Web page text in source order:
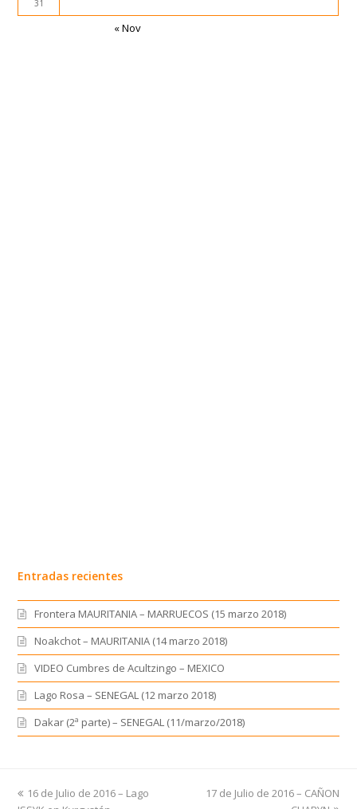
31
« Nov
Entradas recientes
Frontera MAURITANIA – MARRUECOS (15 marzo 2018)
Noakchot – MAURITANIA (14 marzo 2018)
VIDEO Cumbres de Acultzingo – MEXICO
Lago Rosa – SENEGAL (12 marzo 2018)
Dakar (2ª parte) – SENEGAL (11/marzo/2018)
previous
16 de Julio de 2016 – Lago
next
17 de Julio de 2016 – CAÑON